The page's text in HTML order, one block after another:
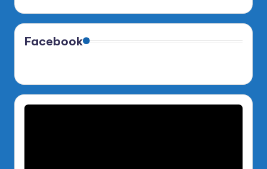
Facebook